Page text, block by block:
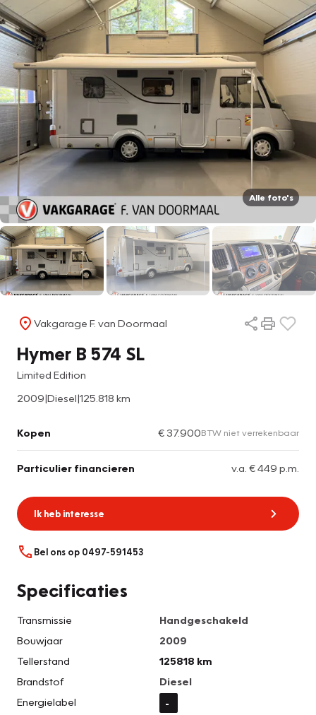
Alle foto's
Vakgarage F. van Doormaal
Hymer B 574 SL
Limited Edition
2009|Diesel|125.818 km
Kopen € 37.900BTW niet verrekenbaar
Particulier financieren v.a. € 449 p.m.
Ik heb interesse
Bel ons op 0497-591453
Specificaties
Transmissie
Handgeschakeld
Bouwjaar
2009
Tellerstand
125818 km
Brandstof
Diesel
Energielabel
-